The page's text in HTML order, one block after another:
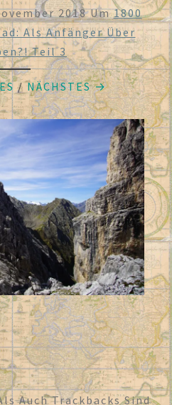
2018Um1800
Als Anfänger Über
Teil 3
/NÄCHSTES →
Auch Trackbacks Sind